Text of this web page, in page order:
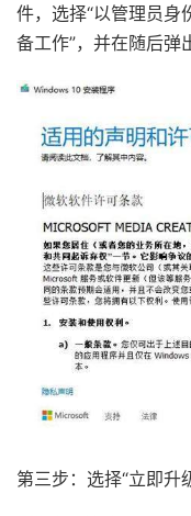
件，选择“以管理员身
备工作”，并在随后弹
第三步：选择“立即升